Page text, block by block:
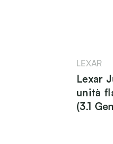
LEXAR
Lexar
unità
(3.1